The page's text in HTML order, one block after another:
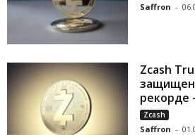
Saffron -
Zcash
рекорде
Zcash
Saffron -